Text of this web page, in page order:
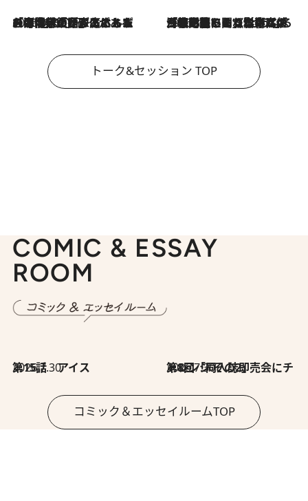
2026.8.3
「今後値上げがあるとすれば…」「リスクがあるのは今年の冬」エネルギー専門家が語る、ホルムズ海峡封鎖が家庭にもたらす“ある心配” 2026.8.3
「住宅建てられない…」「サーチャージ料の高値が続いている」ホルムズ海峡封鎖による影響はいつまで続く？《エネルギー専門家に聞く“どうなる日本の暮らし”》
トーク&セッション TOP
COMIC & ESSAY
ROOM
2026.7.30
第15話 アイス 2026.7.30
第8回「同人誌即売会にチャレンジ その2」
コミック＆エッセイルームTOP